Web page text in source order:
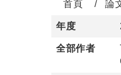
首頁 論
年度
全部作者